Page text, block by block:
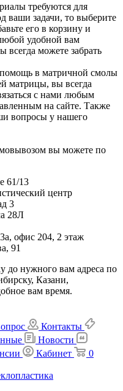
требуются для
ваши задачи, то выберите
его в корзину и
удобной вам
всегда можете забрать
в матричной смолы
матрицы, вы всегда
с нами любым
на сайте. Также
вопросы у нашего
вы можете по
61/13
центр
3
28Л
офис 204, 2 этаж
91
до нужного вам адреса по
Казани,
вам время.
Контакты
Новости
Кабинет
0